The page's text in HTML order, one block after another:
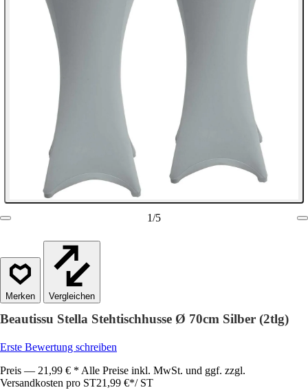
1/5
Vergleichen
Beautissu Stella Stehtischhusse Ø 70cm Silber (2tlg)
Erste Bewertung schreiben
Preis — 21,99 € * Alle Preise inkl. MwSt. und ggf. zzgl.
Versandkosten pro ST21,99 €*/ ST